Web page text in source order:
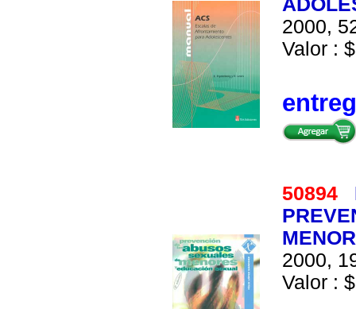
2000,
Valor :
50894
2000,
Valor :